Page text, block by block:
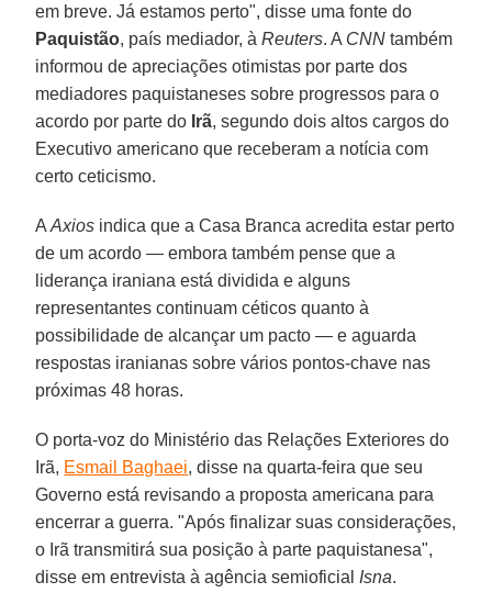
em breve. Já estamos perto", disse uma fonte do
Paquistão, país mediador, àReuters. A CNN também
informou de apreciações otimistas por parte dos
mediadores paquistaneses sobre progressos para o
acordo por parte do Irã, segundo dois altos cargos do
Executivo americano que receberam a notícia com
certo ceticismo.
AAxios indica que a Casa Branca acredita estar perto
de um acordo — embora também pense que a
liderança iraniana está dividida e alguns
representantes continuam céticos quanto à
possibilidade de alcançar um pacto — e aguarda
respostas iranianas sobre vários pontos-chave nas
próximas 48 horas.
O porta-voz do Ministério das Relações Exteriores do
Irã, Esmail Baghaei, disse na quarta-feira que seu
Governo está revisando a proposta americana para
encerrar a guerra. "Após finalizar suas considerações,
o Irã transmitirá sua posição à parte paquistanesa",
disse em entrevista à agência semioficial Isna.